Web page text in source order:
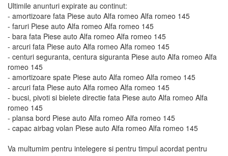
Ultimile anunturi expirate au continut:
- amortizoare fata Piese auto Alfa romeo Alfa romeo 145
- faruri Piese auto Alfa romeo Alfa romeo 145
- bara fata Piese auto Alfa romeo Alfa romeo 145
- arcuri fata Piese auto Alfa romeo Alfa romeo 145
- centuri seguranta, centura siguranta Piese auto Alfa romeo Alfa
romeo 145
- amortizoare spate Piese auto Alfa romeo Alfa romeo 145
- arcuri fata Piese auto Alfa romeo Alfa romeo 145
- bucsi, pivoti si bielete directie fata Piese auto Alfa romeo Alfa
romeo 145
- plansa bord Piese auto Alfa romeo Alfa romeo 145
- capac airbag volan Piese auto Alfa romeo Alfa romeo 145
Va multumim pentru intelegere si pentru timpul acordat pentru